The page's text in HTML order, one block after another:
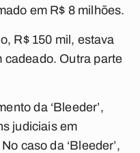
em R$ 8 milhões.
R$ 150 mil, estava
cadeado. Outra parte
da ‘Bleeder’,
judiciais em
caso da ‘Bleeder’,